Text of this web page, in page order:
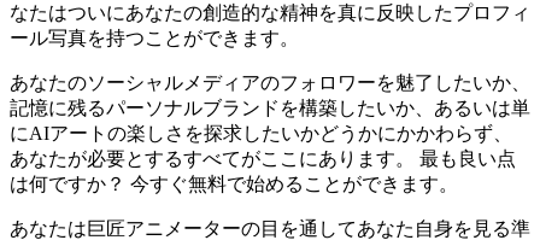
なたはついにあなたの創造的な精神を真に反映したプロフィ
ール写真を持つことができます。
あなたのソーシャルメディアのフォロワーを魅了したいか、
記憶に残るパーソナルブランドを構築したいか、あるいは単
にAIアートの楽しさを探求したいかどうかにかかわらず、
あなたが必要とするすべてがここにあります。 最も良い点
は何ですか？ 今すぐ無料で始めることができます。
あなたは巨匠アニメーターの目を通してあなた自身を見る準